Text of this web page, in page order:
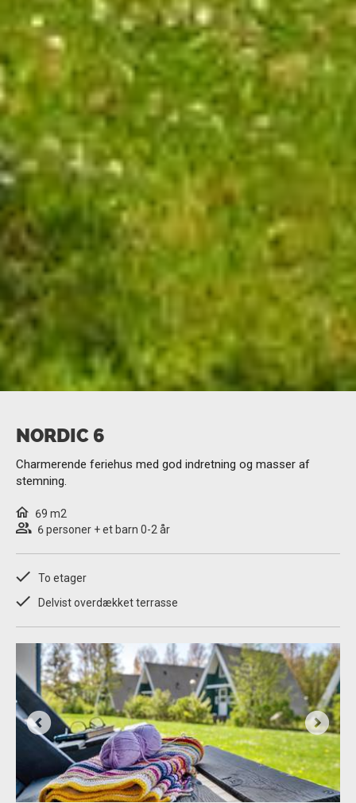
NORDIC 6
Charmerende feriehus med god indretning og masser af
stemning.
69 m2
6 personer + et barn 0-2 år
To etager
Delvist overdækket terrasse